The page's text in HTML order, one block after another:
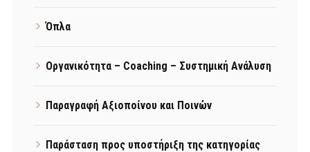
Όπλα
Οργανικότητα – Coaching – Συστημική Ανάλυση
Παραγραφή Αξιοποίνου και Ποινών
Παράσταση προς υποστήριξη της κατηγορίας